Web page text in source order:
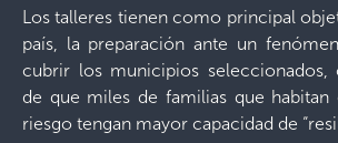
Los talleres tienen como principal
país, la preparación ante un
cubrir los municipios
de que miles de familias que habitan
riesgo tengan mayor capacidad de